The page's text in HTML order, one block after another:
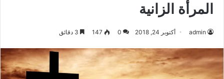
المرأة الزانية
admin أكتوبر 24, 2018 0
147